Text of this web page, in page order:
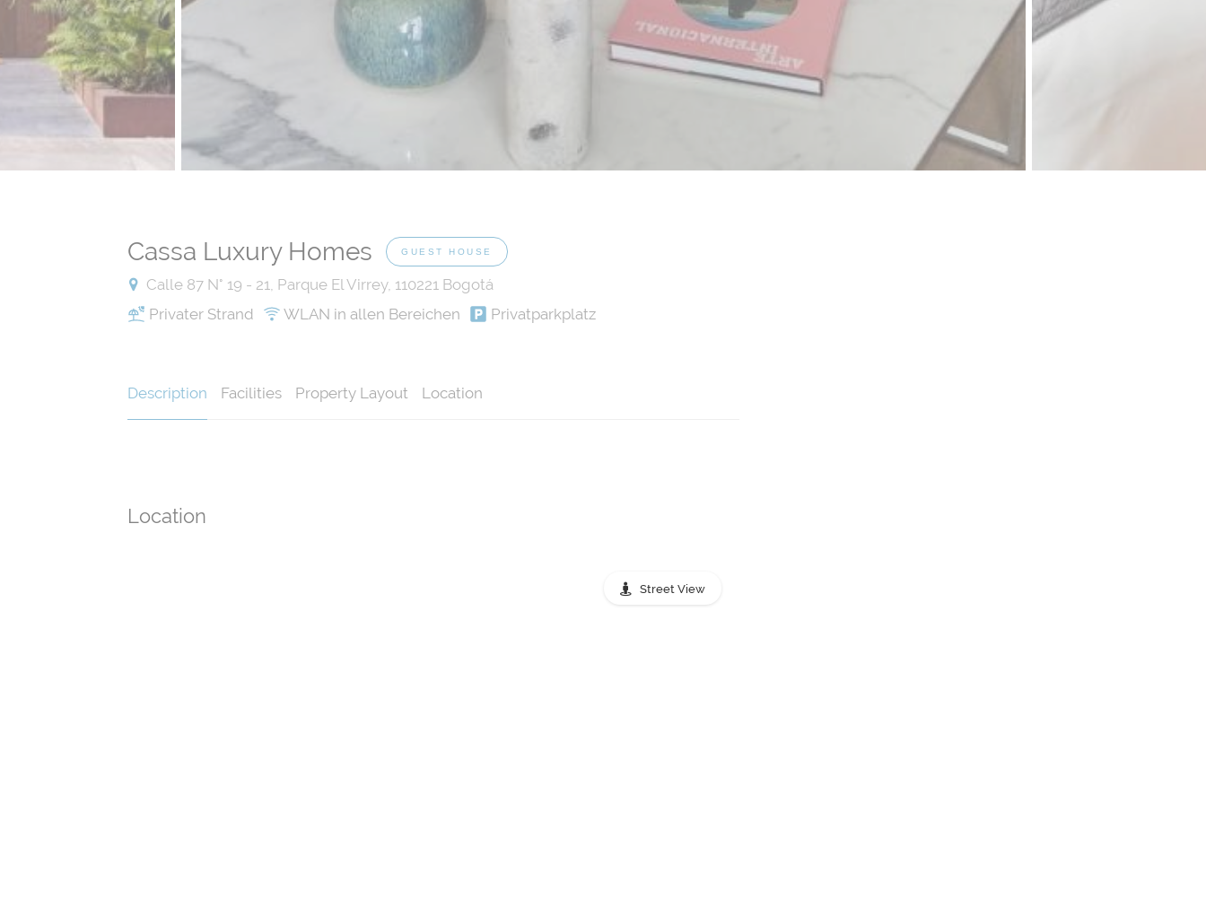
Cassa Luxury Homes GUEST HOUSE
Calle 87 N° 19 - 21, Parque El Virrey, 110221 Bogotá
Privater Strand
WLAN in allen Bereichen Privatparkplatz
Description Facilities Property Layout Location
Location
Street View